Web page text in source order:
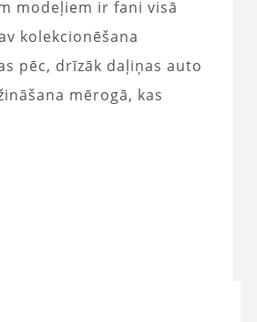
modeļiem ir fani visā
kolekcionēšana
pēc, drīzāk daļiņas auto
mērogā, kas